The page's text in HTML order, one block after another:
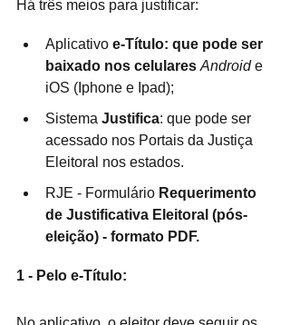
Há três meios para justificar:
Aplicativo e-Título: que pode ser
baixado nos celulares Android e
iOS (Iphone e Ipad);
Sistema Justifica: que pode ser
acessado nos Portais da Justiça
Eleitoral nos estados.
RJE - Formulário Requerimento
de Justificativa Eleitoral (pós-
eleição) - formato PDF.
1 - Pelo e-Título: